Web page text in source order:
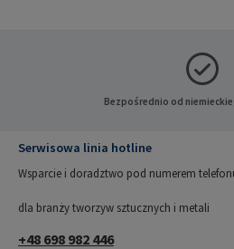
Bezpośrednio od
Serwisowa linia hotline
Wsparcie i doradztwo pod numerem
dla branży tworzyw sztucznych i metali
+48 698 982 446